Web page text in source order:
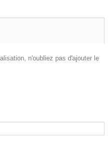
n'oubliez pas d'ajouter le